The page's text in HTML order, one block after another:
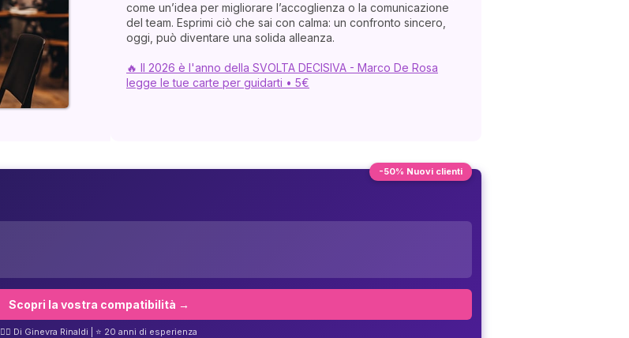
come un’idea per migliorare l’accoglienza o la comunicazione
del team. Esprimi ciò che sai con calma: un confronto sincero,
oggi, può diventare una solida alleanza.
🔥 Il 2026 è l'anno della SVOLTA DECISIVA - Marco De Rosa
legge le tue carte per guidarti • 5€
-50% Nuovi clienti
Scopri la vostra compatibilità →
❤️‍🔥 Di Ginevra Rinaldi | ⭐ 20 anni di esperienza